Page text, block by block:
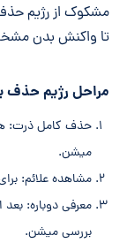
مشکوک از رژیم
تا واکنش بدن
مراحل رژیم
حذف کامل ذرت:
میشن.
مشاهده علائم:
معرفی دوباره:
بررسی میشن.